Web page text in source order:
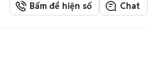
Bấm để hiện số Chat